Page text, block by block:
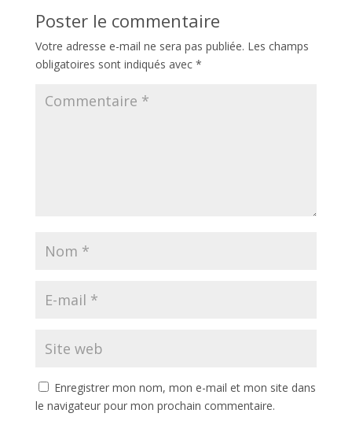
Poster le commentaire
Votre adresse e-mail ne sera pas publiée. Les champs
obligatoires sont indiqués avec *
Enregistrer mon nom, mon e-mail et mon site dans
le navigateur pour mon prochain commentaire.